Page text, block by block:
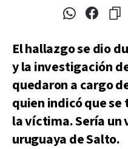
El hallazgo se dio
y la investigación
quedaron a cargo
quien indicó que
la víctima. Sería un
uruguaya de Salto.